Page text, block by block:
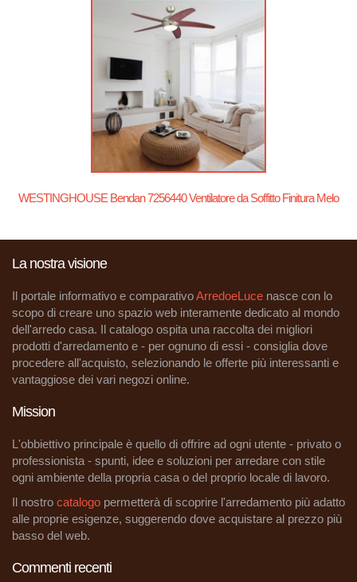
WESTINGHOUSE Bendan 7256440 Ventilatore da Soffitto Finitura Melo
La nostra visione
Il portale informativo e comparativoArredoeLuce nasce con lo
scopo di creare uno spazio web interamente dedicato al mondo
dell'arredo casa. Il catalogo ospita una raccolta dei migliori
prodotti d'arredamento e - per ognuno di essi - consiglia dove
procedere all'acquisto, selezionando le offerte più interessanti e
vantaggiose dei vari negozi online.
Mission
L'obbiettivo principale è quello di offrire ad ogni utente - privato o
professionista - spunti, idee e soluzioni per arredare con stile
ogni ambiente della propria casa o del proprio locale di lavoro.
Il nostro catalogo permetterà di scoprire l'arredamento più adatto
alle proprie esigenze, suggerendo dove acquistare al prezzo più
basso del web.
Commenti recenti